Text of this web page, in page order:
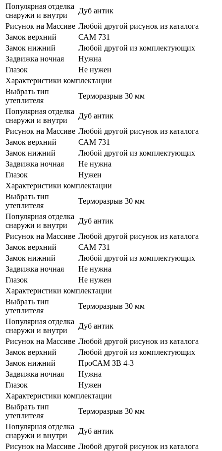
Популярная отделка
снаружи и внутри
Дуб антик
Рисунок на Массиве Любой другой рисунок из каталога
Замок верхний
САМ 731
Замок нижний
Любой другой из комплектующих
Задвижка ночная
Нужна
Глазок
Не нужен
Характеристики комплектации
Выбрать тип
утеплителя
Терморазрыв 30 мм
Популярная отделка
снаружи и внутри
Дуб антик
Рисунок на Массиве Любой другой рисунок из каталога
Замок верхний
САМ 731
Замок нижний
Любой другой из комплектующих
Задвижка ночная
Не нужна
Глазок
Нужен
Характеристики комплектации
Выбрать тип
утеплителя
Терморазрыв 30 мм
Популярная отделка
снаружи и внутри
Дуб антик
Рисунок на Массиве Любой другой рисунок из каталога
Замок верхний
САМ 731
Замок нижний
Любой другой из комплектующих
Задвижка ночная
Не нужна
Глазок
Не нужен
Характеристики комплектации
Выбрать тип
утеплителя
Терморазрыв 30 мм
Популярная отделка
снаружи и внутри
Дуб антик
Рисунок на Массиве Любой другой рисунок из каталога
Замок верхний
Любой другой из комплектующих
Замок нижний
ПроСАМ ЗВ 4-3
Задвижка ночная
Нужна
Глазок
Нужен
Характеристики комплектации
Выбрать тип
утеплителя
Терморазрыв 30 мм
Популярная отделка
снаружи и внутри
Дуб антик
Рисунок на Массиве Любой другой рисунок из каталога